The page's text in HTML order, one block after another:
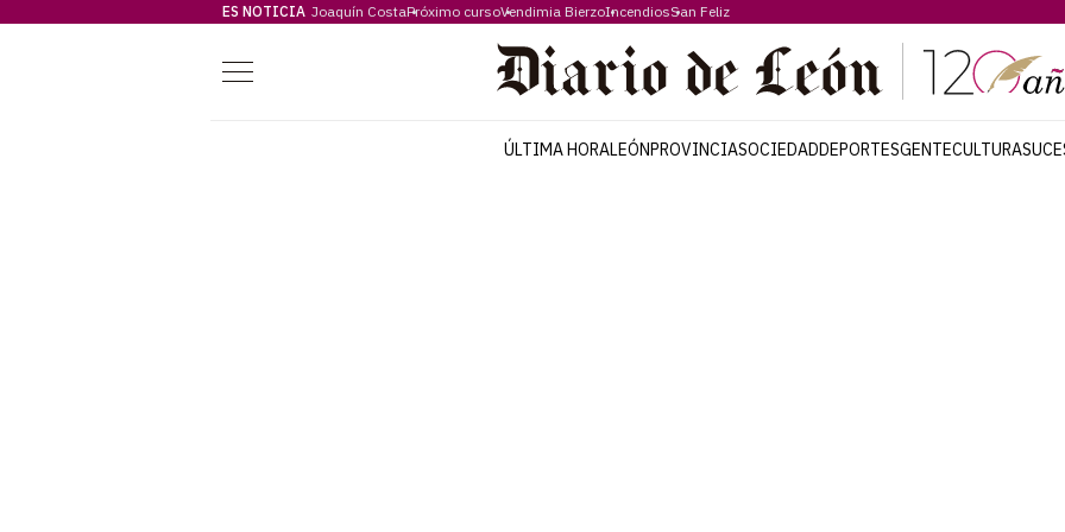
ES NOTICIA Joaquín CostaPróximo cursoVendimia BierzoIncendiosSan Feliz
Menú
ÚLTIMA HORALEÓNPROVINCIASOCIEDADDEPORTESGENTECULTURA